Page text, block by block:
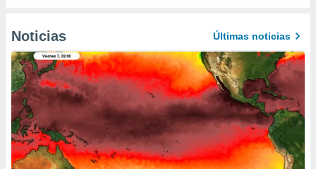
uso de
la
contenido
medir el
de la
el
del
de
Noticias Últimas noticias